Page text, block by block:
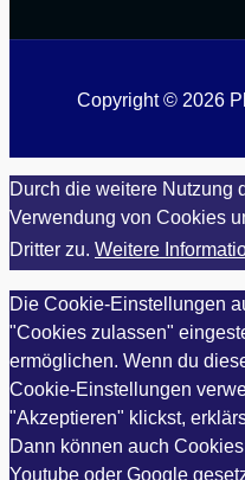
Copyright © 2026
Durch die weitere Nutzung
Verwendung von Cookies
Dritter zu. Weitere
Die Cookie-Einstellungen
"Cookies zulassen"
ermöglichen. Wenn du
Cookie-Einstellungen
"Akzeptieren" klickst,
Dann können auch
Youtube oder Google